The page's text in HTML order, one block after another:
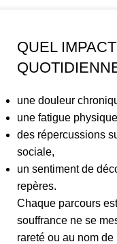
QUEL
une douleur
une fatigue
des répercussions
sociale,
un sentiment de
repères.
Chaque parcours
souffrance ne se
rareté ou au nom